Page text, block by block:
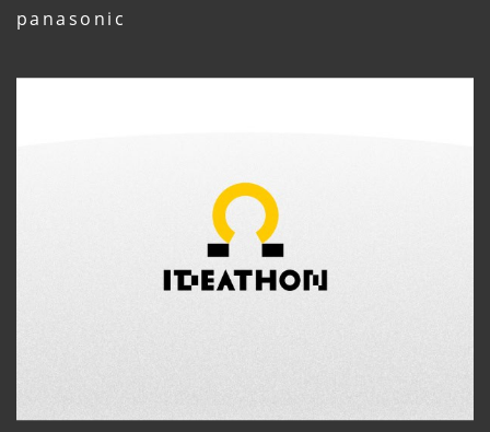
panasonic